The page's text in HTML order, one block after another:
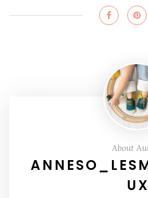
About
UX